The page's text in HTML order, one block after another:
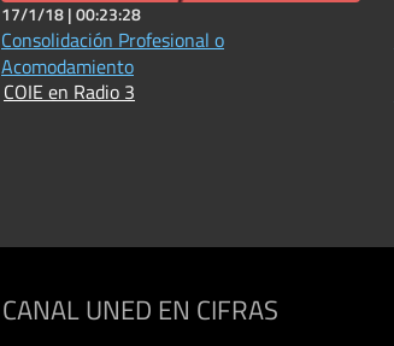
17/1/18 |00:23:28
Consolidación Profesional o
Acomodamiento
COIE en Radio 3
CANAL UNED EN CIFRAS